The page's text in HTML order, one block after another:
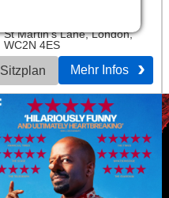
St Martin's Lane,London,
WC2N 4ES
Sitzplan Mehr Infos